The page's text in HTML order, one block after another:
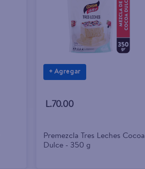
+ Agregar
L.70.00
Premezcla Tres Leches Cocoa
Dulce - 350 g